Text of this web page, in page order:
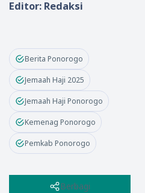
Editor: Redaksi
Berita Ponorogo
Jemaah Haji 2025
Jemaah Haji Ponorogo
Kemenag Ponorogo
Pemkab Ponorogo
Berbagi